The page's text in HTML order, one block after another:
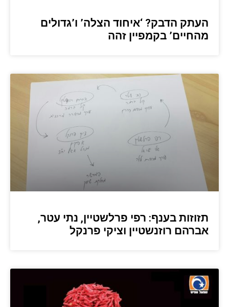
העתק הדבק? ‘איחוד הצלה’ ו’גדולים
מהחיים’ בקמפיין זהה
תזוזות בענף: רפי פרלשטיין, נתי עטר,
אברהם רוזנשטיין וציקי פרנקל